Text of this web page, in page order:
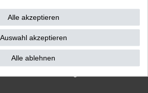
vereinbaren!
)
Alle akzeptieren
Auswahl akzeptieren
Alle ablehnen